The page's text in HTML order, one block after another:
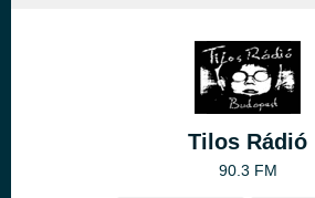
Tilos Rádió
90.3 FM